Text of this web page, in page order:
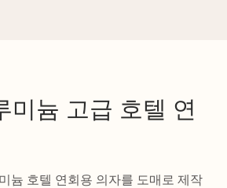
늄 고급 호텔 연
늄 호텔 연회용 의자를 도매로 제작